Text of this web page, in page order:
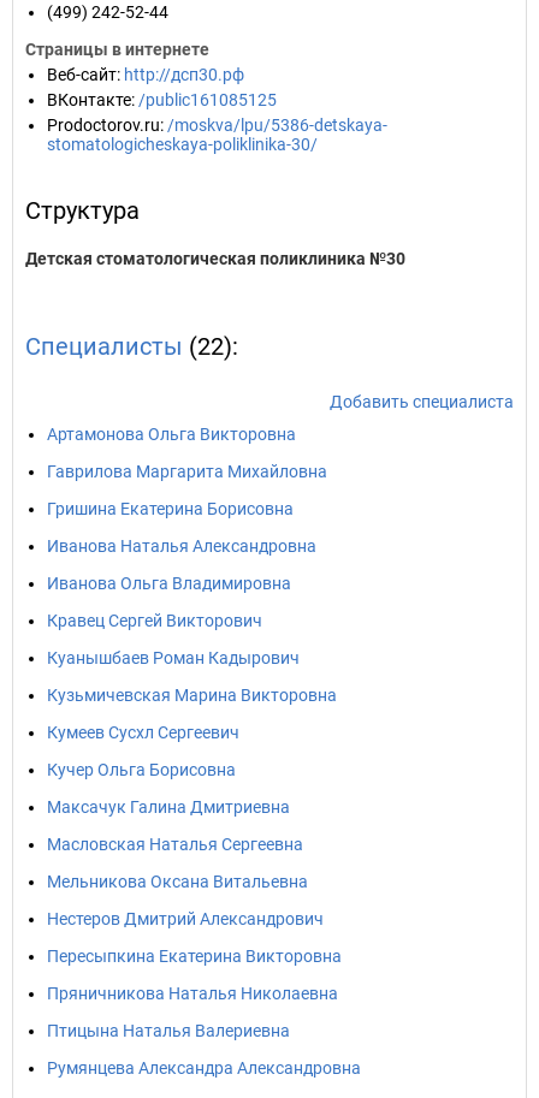
(499) 242-52-44
Страницы в интернете
Веб-сайт: http://дсп30.рф
ВКонтакте: /public161085125
Prodoctorov.ru: /moskva/lpu/5386-detskaya-
stomatologicheskaya-poliklinika-30/
Структура
Детская стоматологическая поликлиника №30
Специалисты (22):
Добавить специалиста
Артамонова Ольга Викторовна
Гаврилова Маргарита Михайловна
Гришина Екатерина Борисовна
Иванова Наталья Александровна
Иванова Ольга Владимировна
Кравец Сергей Викторович
Куанышбаев Роман Кадырович
Кузьмичевская Марина Викторовна
Кумеев Сусхл Сергеевич
Кучер Ольга Борисовна
Максачук Галина Дмитриевна
Масловская Наталья Сергеевна
Мельникова Оксана Витальевна
Нестеров Дмитрий Александрович
Пересыпкина Екатерина Викторовна
Пряничникова Наталья Николаевна
Птицына Наталья Валериевна
Румянцева Александра Александровна